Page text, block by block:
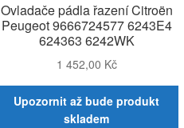
Ovladače pádla řazení Citroën
Peugeot 9666724577 6243E4
624363 6242WK
1 452,00 Kč
Upozornit až bude produkt
skladem